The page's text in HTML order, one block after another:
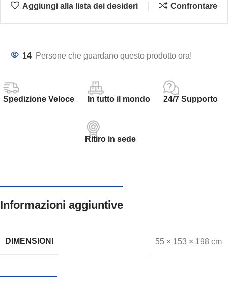
Aggiungi alla lista dei desideri Confrontare
14 Persone che guardano questo prodotto ora!
Spedizione Veloce In tutto il mondo 24/7 Supporto
Ritiro in sede
Informazioni aggiuntive
DIMENSIONI 55 × 153 × 198 cm